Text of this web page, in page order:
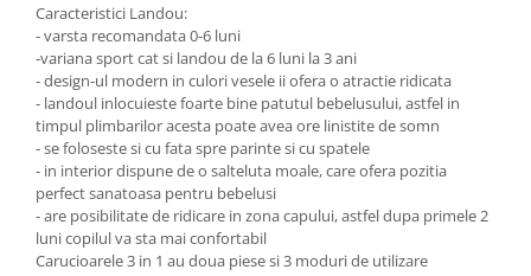
Caracteristici Landou:
- varsta recomandata 0-6 luni
-variana sport cat si landou de la 6 luni la 3 ani
- design-ul modern in culori vesele ii ofera o atractie ridicata
- landoul inlocuieste foarte bine patutul bebelusului, astfel in
timpul plimbarilor acesta poate avea ore linistite de somn
- se foloseste si cu fata spre parinte si cu spatele
- in interior dispune de o salteluta moale, care ofera pozitia
perfect sanatoasa pentru bebelusi
- are posibilitate de ridicare in zona capului, astfel dupa primele 2
luni copilul va sta mai confortabil
Carucioarele 3 in 1 au doua piese si 3 moduri de utilizare